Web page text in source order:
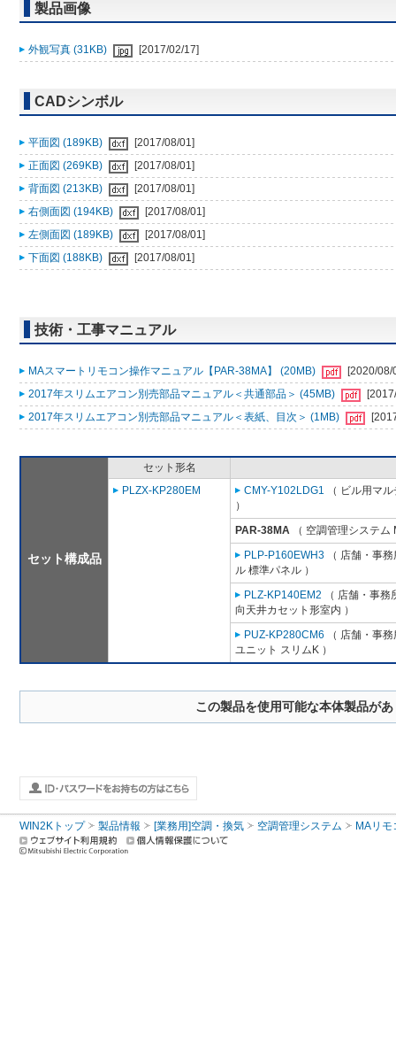
製品画像
外観写真 (31KB) [2017/02/17]
CADシンボル
平面図 (189KB)
[2017/08/01]
正面図 (269KB)
[2017/08/01]
背面図 (213KB)
[2017/08/01]
右側面図 (194KB)
[2017/08/01]
左側面図 (189KB)
[2017/08/01]
下面図 (188KB)
[2017/08/01]
技術・工事マニュアル
MAスマートリモコン操作マニュアル【PAR-38MA】 (20MB)
[2020/08/
2017年スリムエアコン別売部品マニュアル＜共通部品＞ (45MB)
2017年スリムエアコン別売部品マニュアル＜表紙、目次＞ (1MB)
セット構成品
セット形名
PLZX-KP280EM
CMY-Y102LDG1 （ ビル用マ
）
PAR-38MA （ 空調管理システム
PLP-P160EWH3 （ 店舗・事
ル 標準パネル ）
PLZ-KP140EM2 （ 店舗・事
向天井カセット形室内 ）
PUZ-KP280CM6 （ 店舗・事
ユニット スリムK ）
この製品を使用可能な本体製品が
WIN2Kトップ 製品情報 [業務用]空調・換気 空調管理システム MAリモ